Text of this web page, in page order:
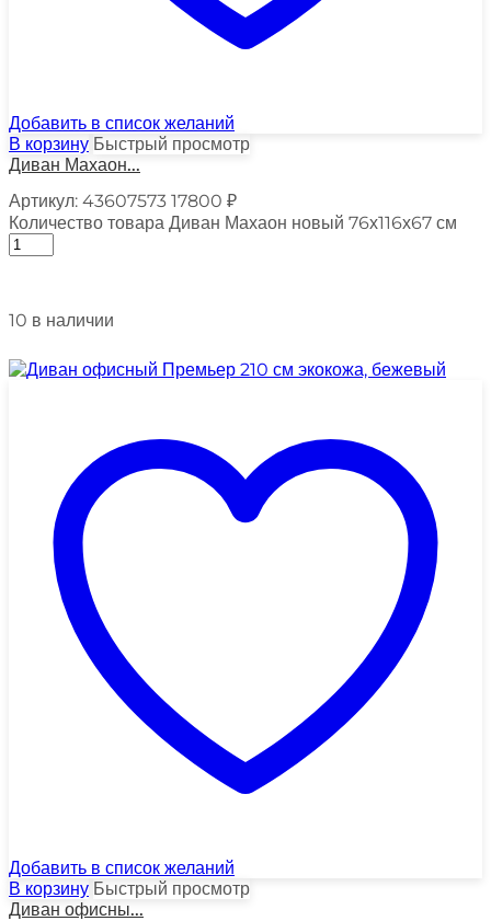
Добавить в список желаний
В корзину Быстрый просмотр
Диван Махаон...
Артикул: 43607573 17800 ₽
Количество товара Диван Махаон новый 76х116х67 см
10 в наличии
Добавить в список желаний
В корзину Быстрый просмотр
Диван офисны...